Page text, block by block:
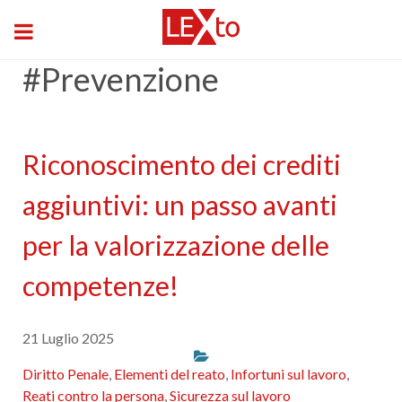
#Prevenzione
Riconoscimento dei crediti
aggiuntivi: un passo avanti
per la valorizzazione delle
competenze!
21 Luglio 2025
Diritto Penale, Elementi del reato, Infortuni sul lavoro,
Reati contro la persona,Sicurezza sul lavoro